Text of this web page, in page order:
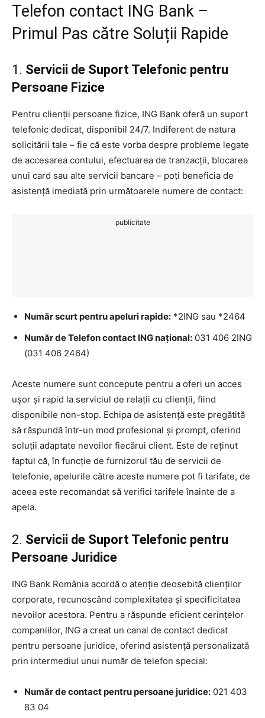
Telefon contact ING Bank –
Primul Pas către Soluții Rapide
1. Servicii de Suport Telefonic pentru
Persoane Fizice
Pentru clienții persoane fizice, ING Bank oferă un suport
telefonic dedicat, disponibil 24/7. Indiferent de natura
solicitării tale – fie că este vorba despre probleme legate
de accesarea contului, efectuarea de tranzacții, blocarea
unui card sau alte servicii bancare – poți beneficia de
asistență imediată prin următoarele numere de contact:
publicitate
Număr scurt pentru apeluri rapide: *2ING sau *2464
Număr de Telefon contact ING național: 031 406 2ING
(031 406 2464)
Aceste numere sunt concepute pentru a oferi un acces
ușor și rapid la serviciul de relații cu clienții, fiind
disponibile non-stop. Echipa de asistență este pregătită
să răspundă într-un mod profesional și prompt, oferind
soluții adaptate nevoilor fiecărui client. Este de reținut
faptul că, în funcție de furnizorul tău de servicii de
telefonie, apelurile către aceste numere pot fi tarifate, de
aceea este recomandat să verifici tarifele înainte de a
apela.
2. Servicii de Suport Telefonic pentru
Persoane Juridice
ING Bank România acordă o atenție deosebită clienților
corporate, recunoscând complexitatea și specificitatea
nevoilor acestora. Pentru a răspunde eficient cerințelor
companiilor, ING a creat un canal de contact dedicat
pentru persoane juridice, oferind asistență personalizată
prin intermediul unui număr de telefon special:
Număr de contact pentru persoane juridice: 021 403
83 04